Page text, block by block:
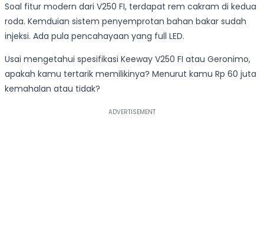
Soal fitur modern dari V250 FI, terdapat rem cakram di kedua
roda. Kemduian sistem penyemprotan bahan bakar sudah
injeksi. Ada pula pencahayaan yang full LED.
Usai mengetahui spesifikasi Keeway V250 FI atau Geronimo,
apakah kamu tertarik memilikinya? Menurut kamu Rp 60 juta
kemahalan atau tidak?